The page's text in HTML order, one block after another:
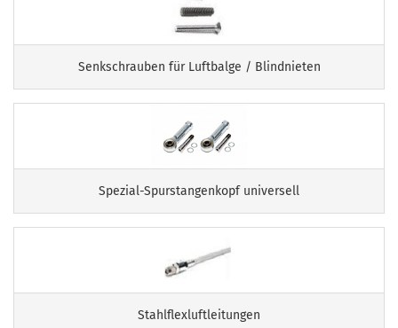
Senkschrauben für Luftbalge / Blindnieten
Spezial-Spurstangenkopf universell
Stahlflexluftleitungen